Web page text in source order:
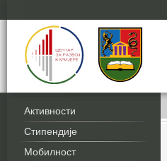
Активности
Стипендије
Мобилност